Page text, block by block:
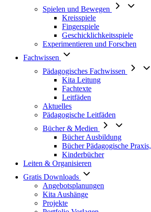
Spielen und Bewegen
Kreisspiele
Fingerspiele
Geschicklichkeitsspiele
Experimentieren und Forschen
Fachwissen
Pädagogisches Fachwissen
Kita Leitung
Fachtexte
Leitfäden
Aktuelles
Pädagogische Leitfäden
Bücher & Medien
Bücher Ausbildung
Bücher Pädagogische Praxis,
Kinderbücher
Leiten & Organisieren
Gratis Downloads
Angebotsplanungen
Kita Aushänge
Projekte